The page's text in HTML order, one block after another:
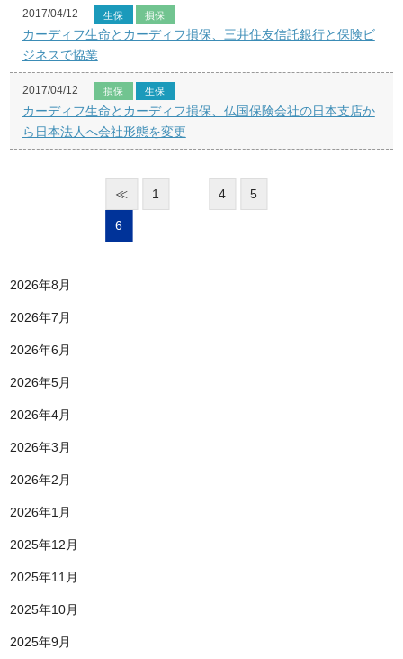
2017/04/12 生保 損保
カーディフ生命とカーディフ損保、三井住友信託銀行と保険ビ
ジネスで協業
2017/04/12 損保 生保
カーディフ生命とカーディフ損保、仏国保険会社の日本支店か
ら日本法人へ会社形態を変更
≪ 1 … 4 5
6
2026年8月
2026年7月
2026年6月
2026年5月
2026年4月
2026年3月
2026年2月
2026年1月
2025年12月
2025年11月
2025年10月
2025年9月